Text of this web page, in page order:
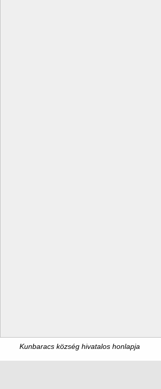
Kunbaracs község hivatalos honlapja